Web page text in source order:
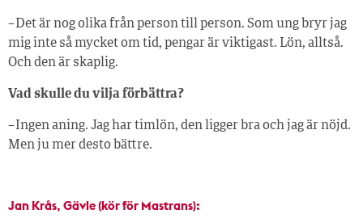
– Det är nog olika från person till person. Som ung bryr jag
mig inte så mycket om tid, pengar är viktigast. Lön, alltså.
Och den är skaplig.
Vad skulle du vilja förbättra?
– Ingen aning. Jag har timlön, den ligger bra och jag är nöjd.
Men ju mer desto bättre.
Jan Krås, Gävle (kör för Mastrans):